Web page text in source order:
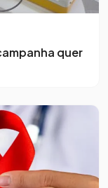
quer